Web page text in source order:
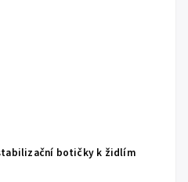
botičky k židlím